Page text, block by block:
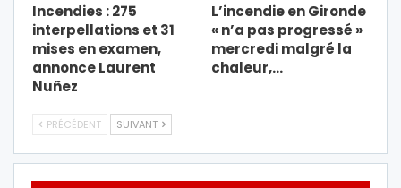
Incendies : 275
interpellations et 31
mises en examen,
annonce Laurent
Nuñez
L’incendie en Gironde
« n’a pas progressé »
mercredi malgré la
chaleur,…
PRÉCÉDENT SUIVANT